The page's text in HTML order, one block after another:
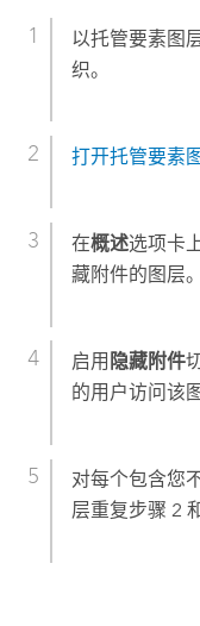
以托管要素图
织。
打开托管要素
在概述选项卡
藏附件的图层。
启用 隐藏附件
的用户访问该
对每个包含您
层重复步骤 2